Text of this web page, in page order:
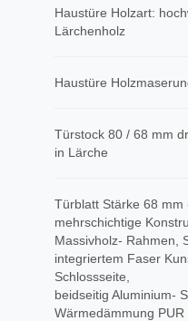
Haustüre Holzart:
Lärchenholz
Haustüre
Türstock 80 / 68 mm
in Lärche
Türblatt Stärke 68
mehrschichtige
Massivholz- Rahmen,
integriertem Faser
Schlossseite,
beidseitig Aluminium-
Wärmedämmung